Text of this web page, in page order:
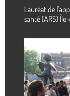
Lauréat de
santé (ARS)